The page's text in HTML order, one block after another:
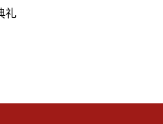
礼